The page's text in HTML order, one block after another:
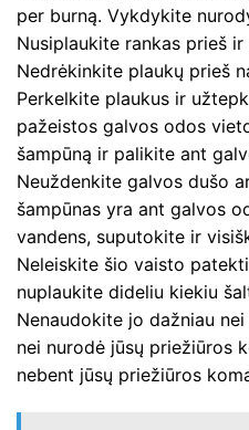
per burną. Vykdykite
Nusiplaukite rankas prieš
Nedrėkinkite plaukų prieš
Perkelkite plaukus ir
pažeistos galvos odos
šampūną ir palikite ant
Neuždenkite galvos dušo
šampūnas yra ant galvos
vandens, suputokite ir
Neleiskite šio vaisto
nuplaukite dideliu kiekiu
Nenaudokite jo dažniau
nei nurodė jūsų priežiūros
nebent jūsų priežiūros